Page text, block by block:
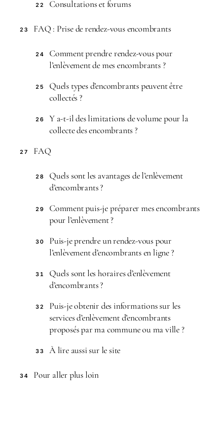
22 Consultations et forums
23 FAQ : Prise de rendez-vous encombrants
24
Comment prendre rendez-vous pour
l’enlèvement de mes encombrants ?
25
Quels types d’encombrants peuvent être
collectés ?
26
Y a-t-il des limitations de volume pour la
collecte des encombrants ?
27 FAQ
28
Quels sont les avantages de l’enlèvement
d’encombrants ?
29
Comment puis-je préparer mes encombrants
pour l’enlèvement ?
30
Puis-je prendre un rendez-vous pour
l’enlèvement d’encombrants en ligne ?
31
Quels sont les horaires d’enlèvement
d’encombrants ?
32
Puis-je obtenir des informations sur les
services d’enlèvement d’encombrants
proposés par ma commune ou ma ville ?
33 À lire aussi sur le site
34 Pour aller plus loin